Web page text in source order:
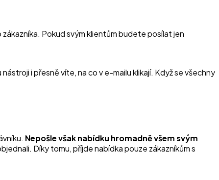
zákazníka. Pokud svým klientům budete posílat jen
i přesně víte, na co v e-mailu klikají. Když se všechny
Nepošle však nabídku hromadně všem svým
Díky tomu, příjde nabídka pouze zákazníkům s